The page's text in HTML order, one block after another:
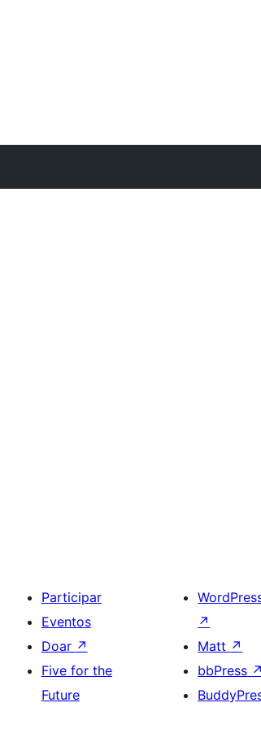
Participar
Eventos
Doar ↗
Five for the
Future
↗
Matt ↗
bbPress ↗